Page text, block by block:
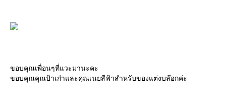
ขอบคุณเพื่อนๆที่แวะมานะคะ
ขอบคุณคุณป้าเก๋าและคุณเนยสีฟ้าสำหรับของแต่งบล๊อกค่ะ